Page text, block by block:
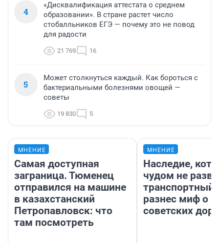
4
«Дисквалификация аттестата о среднем
образовании». В стране растет число
стобалльников ЕГЭ — почему это не повод
для радости
21 769 16
5
Может столкнуться каждый. Как бороться с
бактериальными болезнями овощей —
советы
19 830 5
МНЕНИЕ
Самая доступная
заграница. Тюменец
отправился на машине
в казахстанский
Петропавловск: что
там посмотреть
МНЕНИЕ
Наследие,
чудом не
транспортный
разнес миф о
советских